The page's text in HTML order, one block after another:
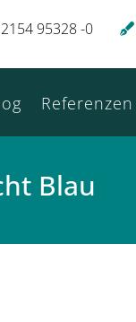
95328 -0
Referenzen
Blau